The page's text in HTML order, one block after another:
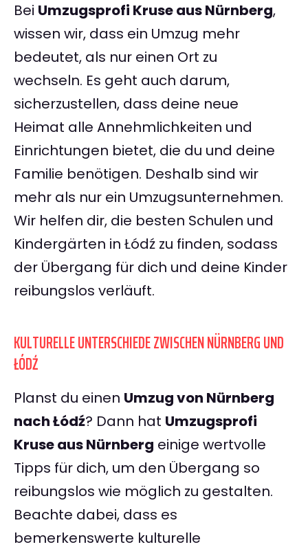
Bei Umzugsprofi Kruse aus Nürnberg,
wissen wir, dass ein Umzug mehr
bedeutet, als nur einen Ort zu
wechseln. Es geht auch darum,
sicherzustellen, dass deine neue
Heimat alle Annehmlichkeiten und
Einrichtungen bietet, die du und deine
Familie benötigen. Deshalb sind wir
mehr als nur ein Umzugsunternehmen.
Wir helfen dir, die besten Schulen und
Kindergärten in Łódź zu finden, sodass
der Übergang für dich und deine Kinder
reibungslos verläuft.
KULTURELLE UNTERSCHIEDE ZWISCHEN NÜRNBERG UND
ŁÓDŹ
Planst du einen Umzug von Nürnberg
nach Łódź? Dann hat Umzugsprofi
Kruse aus Nürnberg einige wertvolle
Tipps für dich, um den Übergang so
reibungslos wie möglich zu gestalten.
Beachte dabei, dass es
bemerkenswerte kulturelle